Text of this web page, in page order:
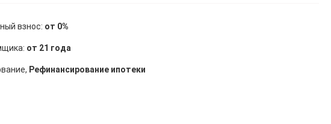
взнос: от 0%
от 21 года
Рефинансирование ипотеки